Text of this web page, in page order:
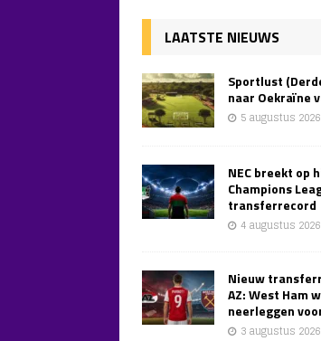
LAATSTE NIEUWS
Sportlust
naar Oekraïne
5 augustus 2026
NEC breekt op
Champions
transferrecord
4 augustus 2026
Nieuw
AZ: West Ham
neerleggen
3 augustus 2026